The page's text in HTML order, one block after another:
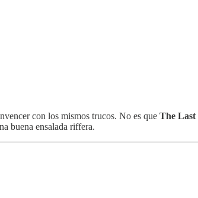
con los mismos trucos. No es que The
buena ensalada riffera.